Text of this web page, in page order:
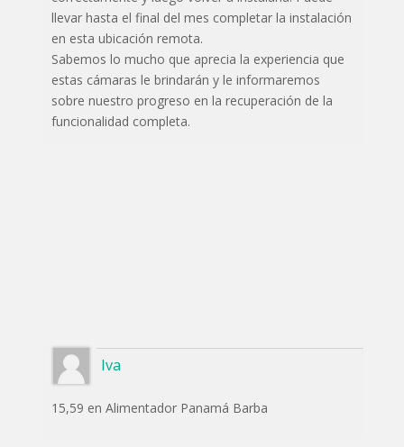
llevar hasta el final del mes completar la instalación
en esta ubicación remota.
Sabemos lo mucho que aprecia la experiencia que
estas cámaras le brindarán y le informaremos
sobre nuestro progreso en la recuperación de la
funcionalidad completa.
Iva
15,59 en Alimentador Panamá Barba